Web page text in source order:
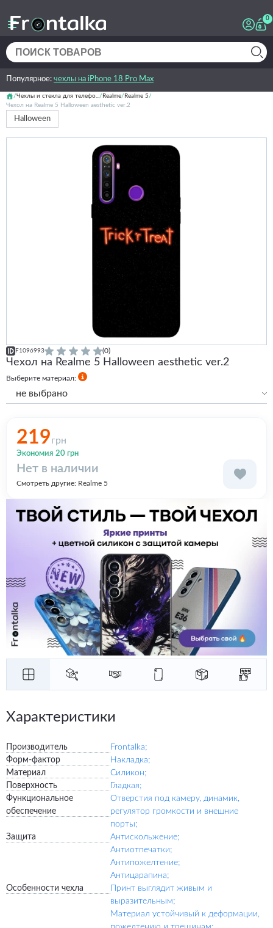
0
Популярное: чехлы на iPhone 18 Pro Max
Чехлы и стекла для телефо... Realme
Realme 5
Чехол на Realme 5 Halloween aesthetic ver.2
Halloween
F1096993 (0)
Чехол на Realme 5 Halloween aesthetic ver.2
Выберите материал:
не выбрано
219грн
Экономия 20 грн
Нет в наличии
Смотреть другие: Realme 5
Характеристики
Производитель
Frontalka;
Форм-фактор
Накладка;
Материал
Силикон;
Поверхность
Гладкая;
Функциональное
обеспечение
Отверстия под камеру, динамик,
регулятор громкости и внешние
порты;
Защита
Антискольжение;
Антиотпечатки;
Антипожелтение;
Антицарапина;
Особенности чехла
Принт выглядит живым и
выразительным;
Материал устойчивый к деформации,